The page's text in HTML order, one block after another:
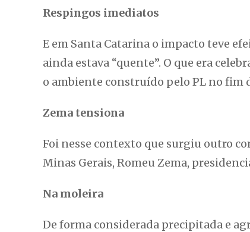
Respingos imediatos
E em Santa Catarina o impacto teve
ainda estava “quente”. O que era
o ambiente construído pelo PL no fim
Zema tensiona
Foi nesse contexto que surgiu outro
Minas Gerais, Romeu Zema,
Na moleira
De forma considerada precipitada e